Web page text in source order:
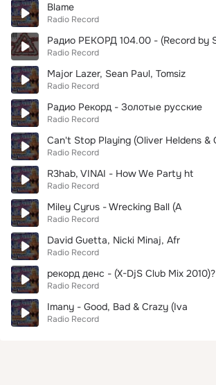
Blame
Radio Record
Radio Record
Major Lazer, Sean Paul, Tomsiz
Radio Record
Радио Рекорд - Золотые русские
Radio Record
Radio Record
R3hab, VINAI - How We Party ht
Radio Record
Miley Cyrus - Wrecking Ball (A
Radio Record
David Guetta, Nicki Minaj, Afr
Radio Record
рекорд денс - (X-DjS Club Mix 2010)?
Radio Record
Imany - Good, Bad & Crazy (Iva
Radio Record